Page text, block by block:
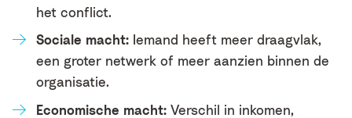
het conflict.
Sociale macht:Iemand heeft meer draagvlak,
een groter netwerk of meer aanzien binnen de
organisatie.
Economische macht:Verschil in inkomen,